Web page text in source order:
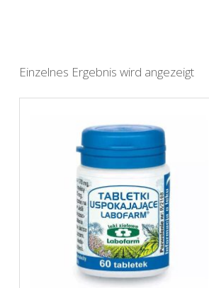
Einzelnes Ergebnis wird angezeigt